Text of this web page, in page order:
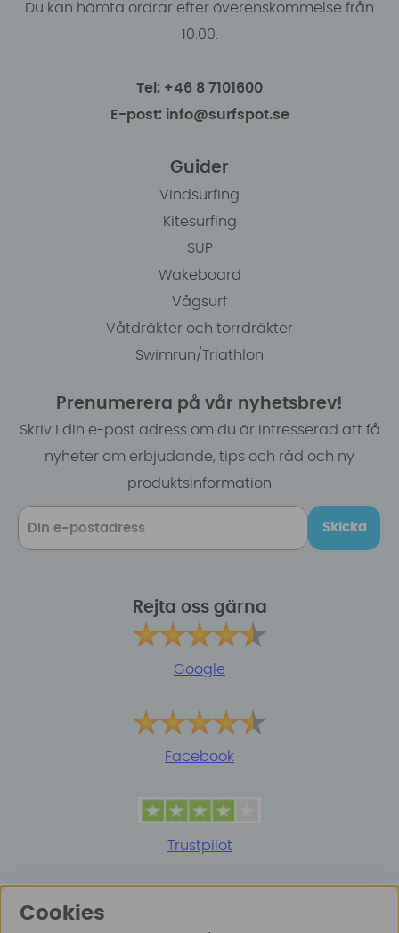
Du kan hämta ordrar efter överenskommelse från
10.00.
Tel: +46 8 7101600
E-post: info@surfspot.se
Guider
Vindsurfing
Kitesurfing
SUP
Wakeboard
Vågsurf
Våtdräkter och torrdräkter
Swimrun/Triathlon
Prenumerera på vår nyhetsbrev!
Skriv i din e-post adress om du är intresserad att få
nyheter om erbjudande, tips och råd och ny
produktsinformation
Skicka
Rejta oss gärna
Google
Facebook
Trustpilot
Cookies